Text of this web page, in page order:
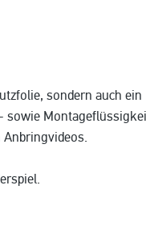
sondern auch ein